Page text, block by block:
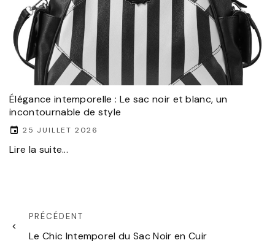
Élégance intemporelle : Le sac noir et blanc, un
incontournable de style
25 JUILLET 2026
Lire la suite...
PRÉCÉDENT
Le Chic Intemporel du Sac Noir en Cuir